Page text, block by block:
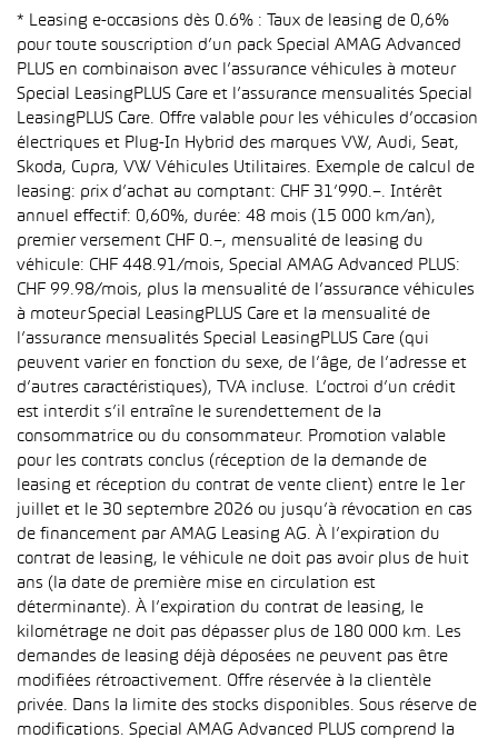
* Leasing e-occasions dès 0.6% : Taux de leasing de 0,6%
pour toute souscription d’un pack Special AMAG Advanced
PLUS en combinaison avec l’assurance véhicules à moteur
Special LeasingPLUS Care et l’assurance mensualités Special
LeasingPLUS Care. Offre valable pour les véhicules d’occasion
électriques et Plug-In Hybrid des marques VW, Audi, Seat,
Skoda, Cupra, VW Véhicules Utilitaires. Exemple de calcul de
leasing: prix d’achat au comptant: CHF 31’990.–. Intérêt
annuel effectif: 0,60%, durée: 48 mois (15 000 km/an),
premier versement CHF 0.–, mensualité de leasing du
véhicule: CHF 448.91/mois, Special AMAG Advanced PLUS:
CHF 99.98/mois, plus la mensualité de l’assurance véhicules
à moteur Special LeasingPLUS Care et la mensualité de
l’assurance mensualités Special LeasingPLUS Care (qui
peuvent varier en fonction du sexe, de l’âge, de l’adresse et
d’autres caractéristiques), TVA incluse. L’octroi d’un crédit
est interdit s’il entraîne le surendettement de la
consommatrice ou du consommateur. Promotion valable
pour les contrats conclus (réception de la demande de
leasing et réception du contrat de vente client) entre le 1er
juillet et le 30 septembre 2026 ou jusqu’à révocation en cas
de financement par AMAG Leasing AG. À l’expiration du
contrat de leasing, le véhicule ne doit pas avoir plus de huit
ans (la date de première mise en circulation est
déterminante). À l’expiration du contrat de leasing, le
kilométrage ne doit pas dépasser plus de 180 000 km. Les
demandes de leasing déjà déposées ne peuvent pas être
modifiées rétroactivement. Offre réservée à la clientèle
privée. Dans la limite des stocks disponibles. Sous réserve de
modifications. Special AMAG Advanced PLUS comprend la